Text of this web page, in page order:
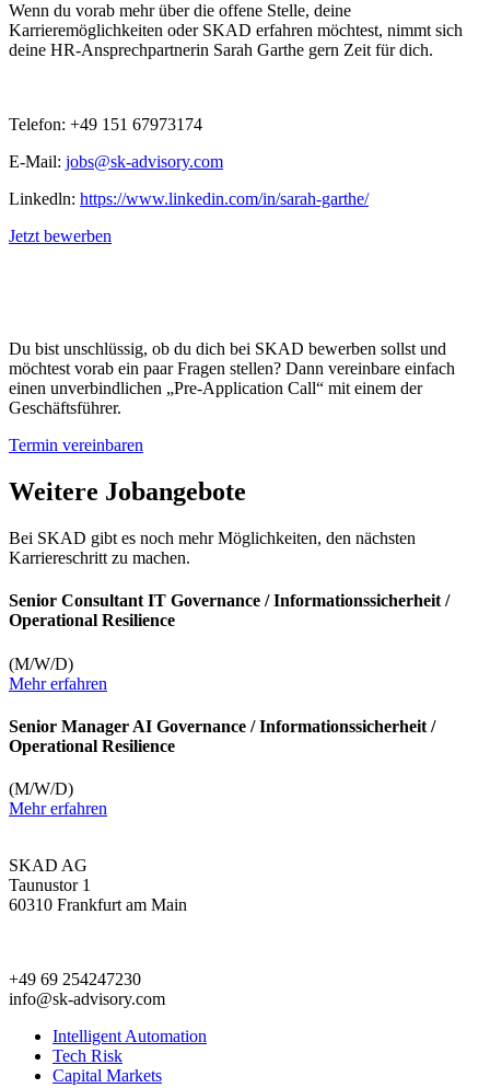
Wenn du vorab mehr über die offene Stelle, deine
Karrieremöglichkeiten oder SKAD erfahren möchtest, nimmt sich
deine HR-Ansprechpartnerin Sarah Garthe gern Zeit für dich.
Telefon: +49 151 67973174
E-Mail: jobs@sk-advisory.com
Linkedln: https://www.linkedin.com/in/sarah-garthe/
Jetzt bewerben
Du bist unschlüssig, ob du dich bei SKAD bewerben sollst und
möchtest vorab ein paar Fragen stellen? Dann vereinbare einfach
einen unverbindlichen „Pre-Application Call“ mit einem der
Geschäftsführer.
Termin vereinbaren
Weitere Jobangebote
Bei SKAD gibt es noch mehr Möglichkeiten, den nächsten
Karriereschritt zu machen.
Senior Consultant IT Governance / Informationssicherheit /
Operational Resilience
(M/W/D)
Mehr erfahren
Senior Manager AI Governance / Informationssicherheit /
Operational Resilience
(M/W/D)
Mehr erfahren
SKAD AG
Taunustor 1
60310 Frankfurt am Main
+49 69 254247230
info@sk-advisory.com
Intelligent Automation
Tech Risk
Capital Markets